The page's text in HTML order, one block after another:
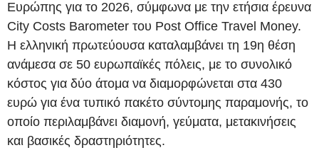
Ευρώπης για το 2026, σύμφωνα με την ετήσια έρευνα
City Costs Barometer του Post Office Travel Money.
Η ελληνική πρωτεύουσα καταλαμβάνει τη 19η θέση
ανάμεσα σε 50 ευρωπαϊκές πόλεις, με το συνολικό
κόστος για δύο άτομα να διαμορφώνεται στα 430
ευρώ για ένα τυπικό πακέτο σύντομης παραμονής, το
οποίο περιλαμβάνει διαμονή, γεύματα, μετακινήσεις
και βασικές δραστηριότητες.